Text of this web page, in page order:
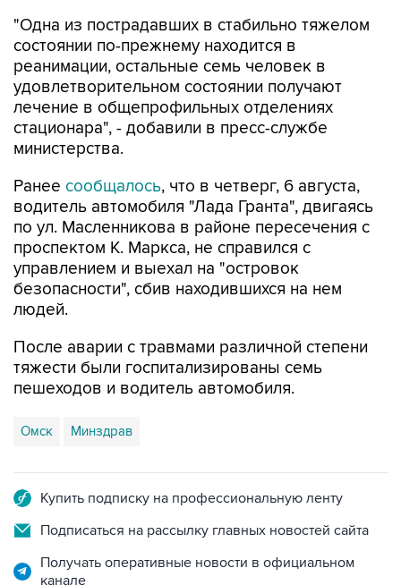
"Одна из пострадавших в стабильно тяжелом
состоянии по-прежнему находится в
реанимации, остальные семь человек в
удовлетворительном состоянии получают
лечение в общепрофильных отделениях
стационара", - добавили в пресс-службе
министерства.
Ранее сообщалось, что в четверг, 6 августа,
водитель автомобиля "Лада Гранта", двигаясь
по ул. Масленникова в районе пересечения с
проспектом К. Маркса, не справился с
управлением и выехал на "островок
безопасности", сбив находившихся на нем
людей.
После аварии с травмами различной степени
тяжести были госпитализированы семь
пешеходов и водитель автомобиля.
Омск Минздрав
Купить подписку на профессиональную ленту
Подписаться на рассылку главных новостей сайта
Получать оперативные новости в официальном
канале